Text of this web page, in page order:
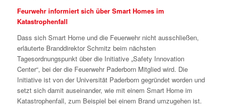
Feurwehr informiert sich über Smart Homes im
Katastrophenfall
Dass sich Smart Home und die Feuerwehr nicht ausschließen,
erläuterte Branddirektor Schmitz beim nächsten
Tagesordnungspunkt über die Initiative „Safety Innovation
Center“, bei der die Feuerwehr Paderborn Mitglied wird. Die
Initiative ist von der Universität Paderborn gegründet worden und
setzt sich damit auseinander, wie mit einem Smart Home im
Katastrophenfall, zum Beispiel bei einem Brand umzugehen ist.